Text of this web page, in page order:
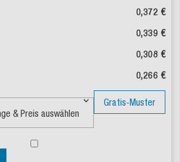
0,372 €
0,339 €
0,308 €
0,266 €
Gratis-Muster